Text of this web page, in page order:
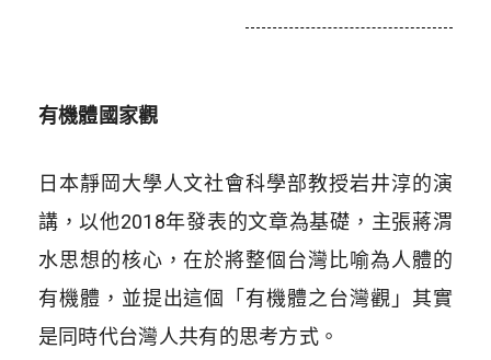
有機體國家觀
日本靜岡大學人文社會科學部教授岩井淳的演
講，以他2018年發表的文章為基礎，主張蔣渭
水思想的核心，在於將整個台灣比喻為人體的
有機體，並提出這個「有機體之台灣觀」其實
是同時代台灣人共有的思考方式。